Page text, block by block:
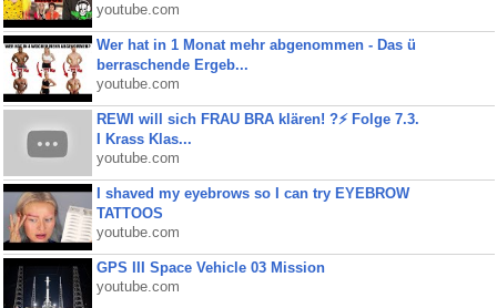
youtube.com
Wer hat in 1 Monat mehr abgenommen - Das ü
berraschende Ergeb...
youtube.com
REWI will sich FRAU BRA klären! ?⚡️ Folge 7.3.
I Krass Klas...
youtube.com
I shaved my eyebrows so I can try EYEBROW
TATTOOS
youtube.com
GPS III Space Vehicle 03 Mission
youtube.com